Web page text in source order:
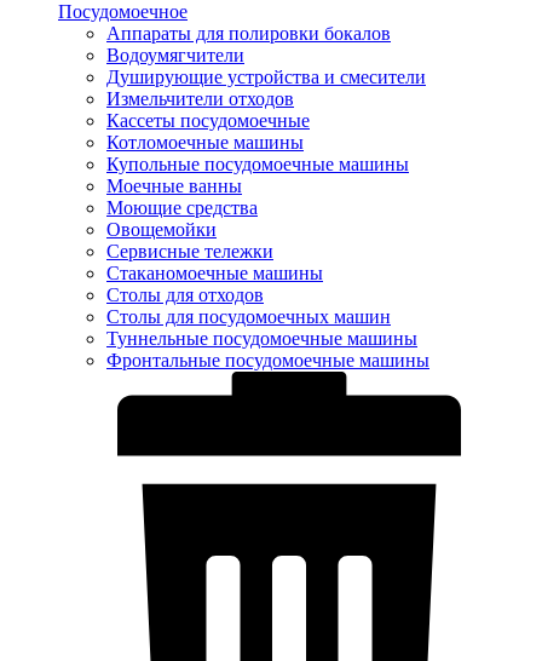
Посудомоечное
Аппараты для полировки бокалов
Водоумягчители
Душирующие устройства и смесители
Измельчители отходов
Кассеты посудомоечные
Котломоечные машины
Купольные посудомоечные машины
Моечные ванны
Моющие средства
Овощемойки
Сервисные тележки
Стаканомоечные машины
Столы для отходов
Столы для посудомоечных машин
Туннельные посудомоечные машины
Фронтальные посудомоечные машины